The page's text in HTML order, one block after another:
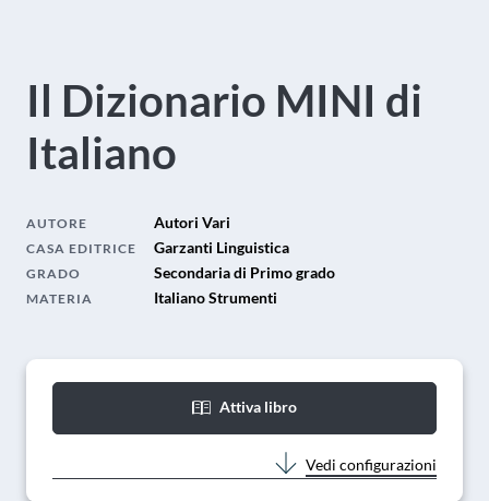
Il Dizionario MINI di
Italiano
AUTORE Autori Vari
CASA EDITRICE Garzanti Linguistica
GRADO Secondaria di Primo grado
MATERIA Italiano Strumenti
Attiva libro
Vedi configurazioni